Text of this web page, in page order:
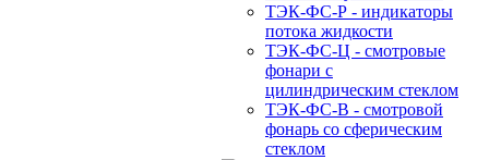
ТЭК-ФС-Р - индикаторы
потока жидкости
ТЭК-ФС-Ц - смотровые
фонари с
цилиндрическим стеклом
ТЭК-ФС-В - смотровой
фонарь со сферическим
стеклом